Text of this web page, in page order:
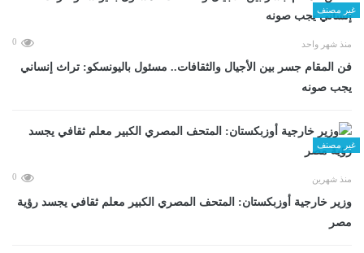
غير مصنف
منذ شهر واحد 0
فن المقام جسر بين الأجيال والثقافات.. مسئول باليونسكو: تراث إنساني
يجب صونه
غير مصنف
منذ شهرين 0
وزير خارجية أوزبكستان: المتحف المصري الكبير معلم ثقافي يجسد رؤية
مصر